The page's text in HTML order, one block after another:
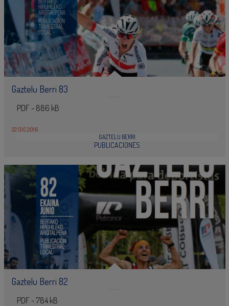
Gaztelu Berri 83
PDF - 886 kB
22 DIC 2016
GAZTELU BERRI
PUBLICACIONES
Gaztelu Berri 82
PDF - 784 kB